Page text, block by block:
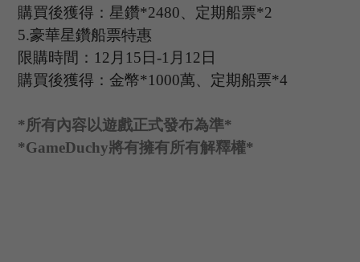
購買後獲得：星鑽*2480、定期船票*2
5.豪華星鑽船票特惠
限購時間： 12 月 15 日-1 月 12 日
購買後獲得：金幣*1000萬、定期船票*4
*所有內容以遊戲正式發布為準*
*GameDuchy將有擁有所有解釋權*